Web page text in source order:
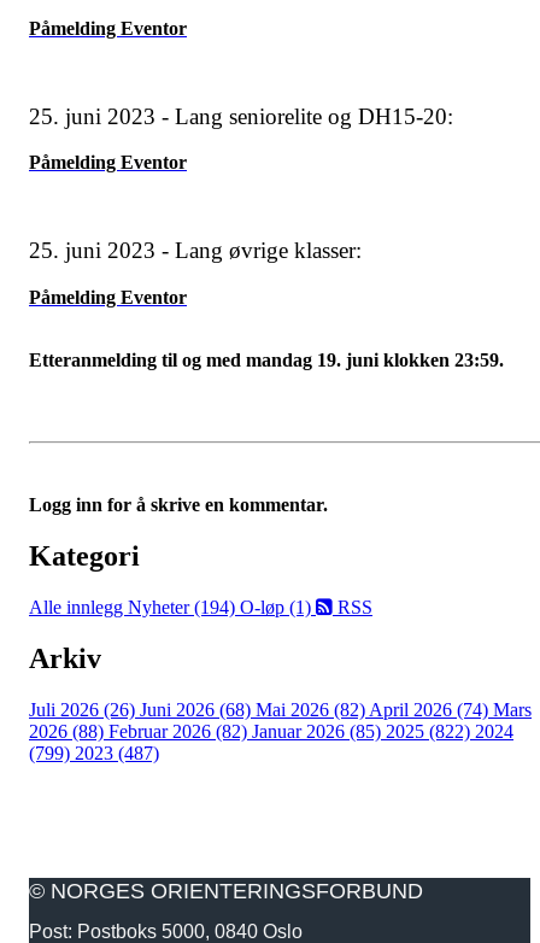
Påmelding Eventor
25. juni 2023 - Lang seniorelite og DH15-20:
Påmelding Eventor
25. juni 2023 - Lang øvrige klasser:
Påmelding Eventor
Etteranmelding til og med mandag 19. juni klokken 23:59.
Logg inn for å skrive en kommentar.
Kategori
Alle innlegg Nyheter (194) O-løp (1) RSS
Arkiv
Juli 2026 (26) Juni 2026 (68) Mai 2026 (82) April 2026 (74) Mars
2026 (88) Februar 2026 (82) Januar 2026 (85) 2025 (822) 2024
(799) 2023 (487)
© NORGES ORIENTERINGSFORBUND
Post: Postboks 5000, 0840 Oslo